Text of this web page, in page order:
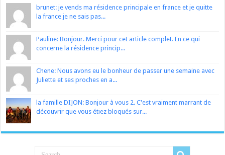
brunet: je vends ma résidence principale en france et je quitte
la france je ne sais pas...
Pauline: Bonjour. Merci pour cet article complet. En ce qui
concerne la résidence princip...
Chene: Nous avons eu le bonheur de passer une semaine avec
Juliette et ses proches en a...
la famille DIJON: Bonjour à vous 2. C'est vraiment marrant de
découvrir que vous étiez bloqués sur...